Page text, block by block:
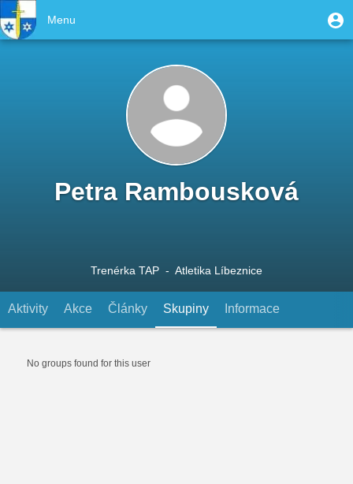
Přejít
k
hlavnímu
User
account
Menu
Petra Rambousková
Trenérka TAP - Atletika Líbeznice
Primary
tabs
Aktivity Akce Články Skupiny (aktivní záložka)
Informace
Informative
No groups found for this user